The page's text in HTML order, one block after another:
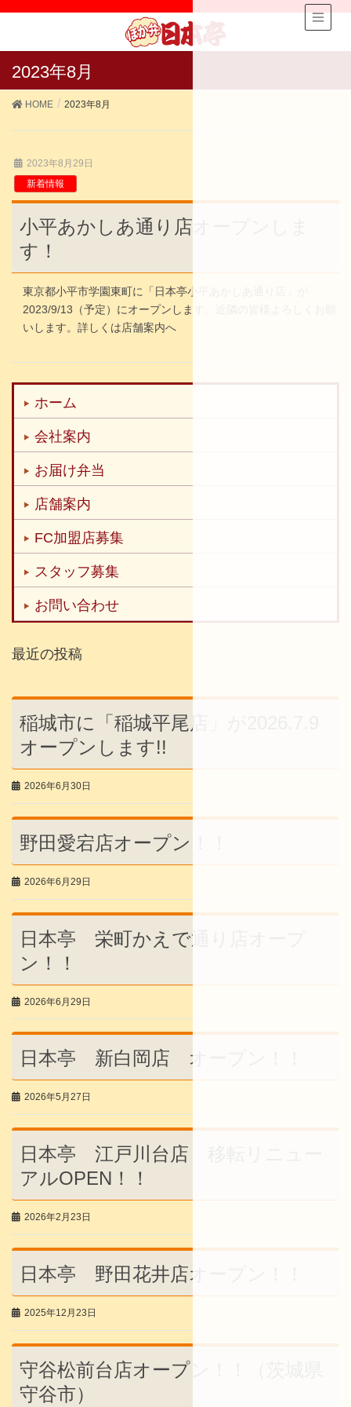
2023年8月
HOME 2023年8月
2023年8月29日
新着情報
小平あかしあ通り店オープンしま
す！
東京都小平市学園東町に「日本亭小平あかしあ通り店」が
2023/9/13（予定）にオープンします。近隣の皆様よろしくお願
いします。詳しくは店舗案内へ
ホーム
会社案内
お届け弁当
店舗案内
FC加盟店募集
スタッフ募集
お問い合わせ
最近の投稿
稲城市に「稲城平尾店」が2026.7.9
オープンします!!
2026年6月30日
野田愛宕店オープン！！
2026年6月29日
日本亭 栄町かえで通り店オープ
ン！！
2026年6月29日
日本亭 新白岡店 オープン！！
2026年5月27日
日本亭 江戸川台店 移転リニュー
アルOPEN！！
2026年2月23日
日本亭 野田花井店オープン！！
2025年12月23日
守谷松前台店オープン！！（茨城県
守谷市）